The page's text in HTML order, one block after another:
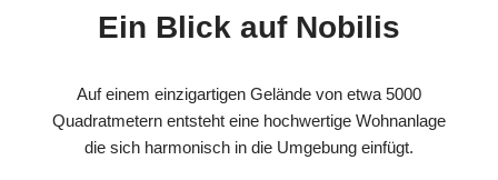
Ein Blick auf Nobilis
Auf einem einzigartigen Gelände von etwa 5000
Quadratmetern entsteht eine hochwertige Wohnanlage
die sich harmonisch in die Umgebung einfügt.